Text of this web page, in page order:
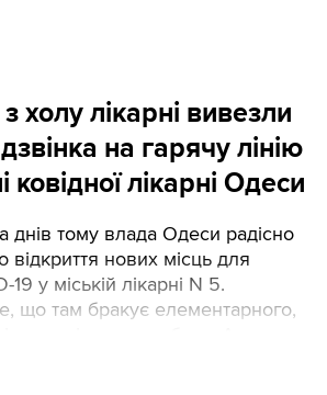
холу лікарні вивезли
на гарячу лінію
лікарні Одеси
днів тому влада Одеси радісно
відкриття нових місць для
у міській лікарні N 5.
що там бракує елементарного,
та їхні родичі розповідають